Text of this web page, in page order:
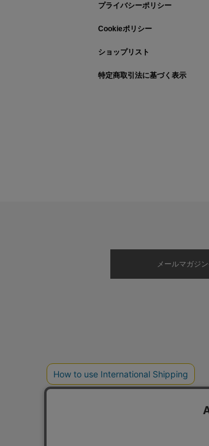
プライバシーポリシー
Cookieポリシー
ショップリスト
特定商取引法に基づく表示
メールマガジ
©2025 Timex.com, Inc. All Rights